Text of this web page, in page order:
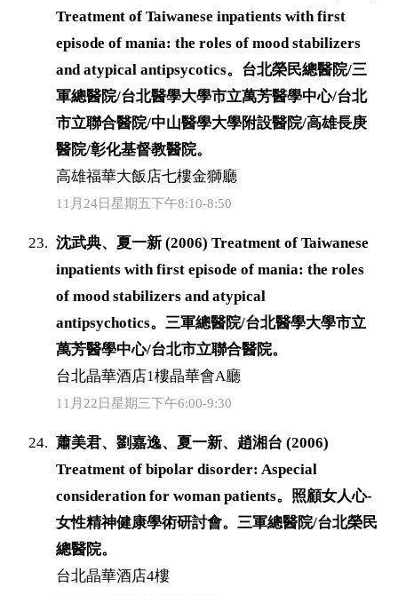
Treatment of Taiwanese inpatients with first
episode of mania: the roles of mood stabilizers
and atypical antipsycotics。台北榮民總醫院/三
軍總醫院/台北醫學大學市立萬芳醫學中心/台北
市立聯合醫院/中山醫學大學附設醫院/高雄長庚
醫院/彰化基督教醫院。
高雄福華大飯店七樓金獅廳
11月24日星期五下午8:10-8:50
沈武典、夏一新 (2006) Treatment of Taiwanese
inpatients with first episode of mania: the roles
of mood stabilizers and atypical
antipsychotics。三軍總醫院/台北醫學大學市立
萬芳醫學中心/台北市立聯合醫院。
台北晶華酒店1樓晶華會A廳
11月22日星期三下午6:00-9:30
蕭美君、劉嘉逸、夏一新、趙湘台 (2006)
Treatment of bipolar disorder: Aspecial
consideration for woman patients。照顧女人心-
女性精神健康學術研討會。三軍總醫院/台北榮民
總醫院。
台北晶華酒店4樓